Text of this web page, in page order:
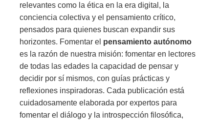
relevantes como la ética en la era digital, la
conciencia colectiva y el pensamiento crítico,
pensados para quienes buscan expandir sus
horizontes. Fomentar el pensamiento autónomo
es la razón de nuestra misión: fomentar en lectores
de todas las edades la capacidad de pensar y
decidir por sí mismos, con guías prácticas y
reflexiones inspiradoras. Cada publicación está
cuidadosamente elaborada por expertos para
fomentar el diálogo y la introspección filosófica,